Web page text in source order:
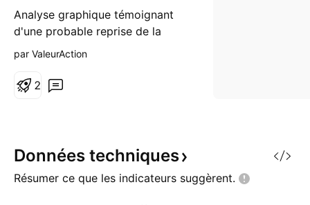
Analyse graphique témoignant
d'une probable reprise de la
tendance haussière moyen / long
par ValeurAction
2
Données techniques
Résumer ce que les indicateurs suggèrent.